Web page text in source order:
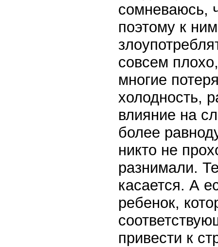
сомневаюсь,
поэтому к
совсем
многие
холодность,
влияние на
более
никто не
разнимали.
касается. А
ребенок,
привести к